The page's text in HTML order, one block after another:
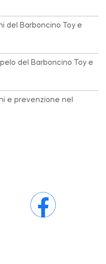
del Barboncino Toy e
del Barboncino Toy e
e prevenzione nel